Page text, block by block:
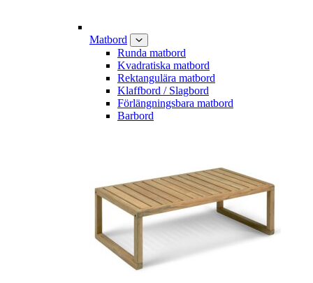
Matbord
Runda matbord
Kvadratiska matbord
Rektangulära matbord
Klaffbord / Slagbord
Förlängningsbara matbord
Barbord